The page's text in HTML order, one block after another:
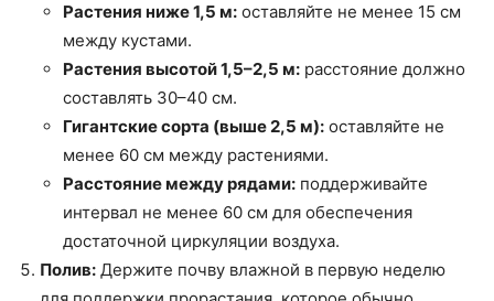
Растения ниже 1,5 м: оставляйте не менее 15 см
между кустами.
Растения высотой 1,5–2,5 м: расстояние должно
составлять 30–40 см.
Гигантские сорта (выше 2,5 м): оставляйте не
менее 60 см между растениями.
Расстояние между рядами: поддерживайте
интервал не менее 60 см для обеспечения
достаточной циркуляции воздуха.
Полив: Держите почву влажной в первую неделю